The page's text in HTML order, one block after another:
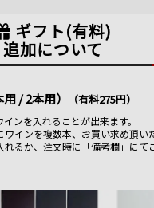
ギフト(有料)
追加について
/ 2本用） （有料275円）
ンを入れることが出来ます。
インを複数本、お買い求め頂い
るか、注文時に「備考欄」にて